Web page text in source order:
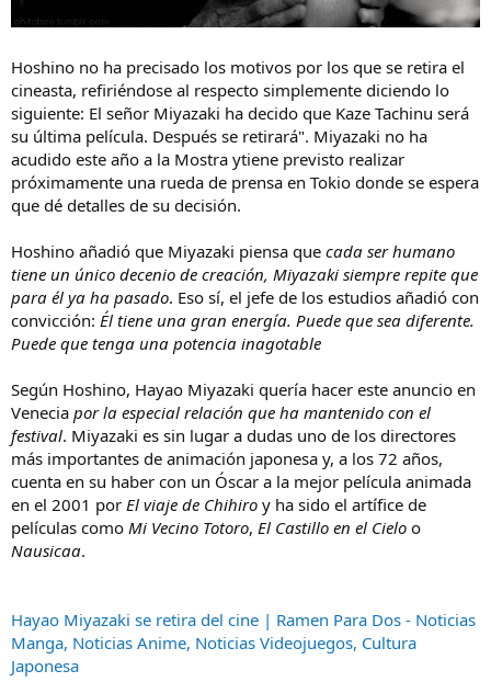
Hoshino no ha precisado los motivos por los que se retira el
cineasta, refiriéndose al respecto simplemente diciendo lo
siguiente: El señor Miyazaki ha decido que Kaze Tachinu será
su última película. Después se retirará". Miyazaki no ha
acudido este año a la Mostra ytiene previsto realizar
próximamente una rueda de prensa en Tokio donde se espera
que dé detalles de su decisión.
Hoshino añadió que Miyazaki piensa que cada ser humano
tiene un único decenio de creación, Miyazaki siempre repite que
para él ya ha pasado. Eso sí, el jefe de los estudios añadió con
convicción: Él tiene una gran energía. Puede que sea diferente.
Puede que tenga una potencia inagotable
Según Hoshino, Hayao Miyazaki quería hacer este anuncio en
Venecia por la especial relación que ha mantenido con el
festival. Miyazaki es sin lugar a dudas uno de los directores
más importantes de animación japonesa y, a los 72 años,
cuenta en su haber con un Óscar a la mejor película animada
en el 2001 por El viaje de Chihiro y ha sido el artífice de
películas como Mi Vecino Totoro, El Castillo en el Cielo o
Nausicaa.
Hayao Miyazaki se retira del cine | Ramen Para Dos - Noticias
Manga, Noticias Anime, Noticias Videojuegos, Cultura
Japonesa